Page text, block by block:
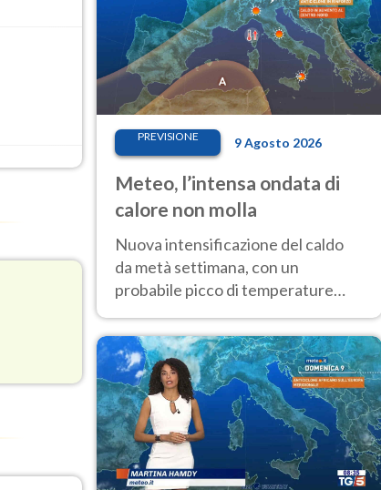
PREVISIONE 9 Agosto 2026
Meteo, l’intensa ondata di
calore non molla
Nuova intensificazione del caldo
da metà settimana, con un
probabile picco di temperature
di temporali di calore